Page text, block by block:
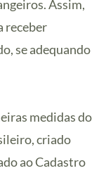
Assim,
receber
se adequando
medidas do
criado
ao Cadastro